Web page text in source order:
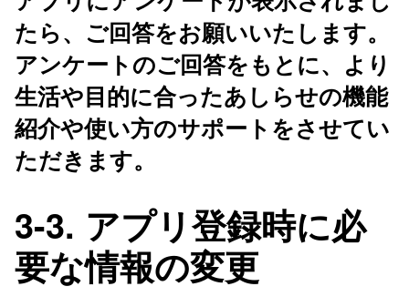
たら、ご回答をお願いいたします。
アンケートのご回答をもとに、より
生活や目的に合ったあしらせの機能
紹介や使い方のサポートをさせてい
ただきます。
3-3. アプリ登録時に必
要な情報の変更